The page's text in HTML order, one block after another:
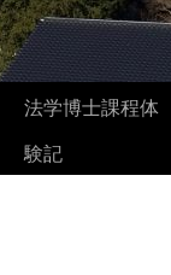
法学博士課程体
験記